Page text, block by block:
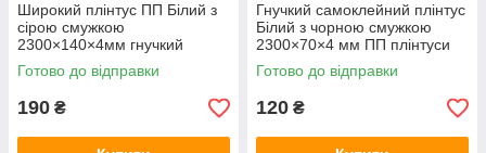
Широкий плінтус ПП Білий з
сірою смужкою
2300×140×4мм гнучкий
самоклейний плінтус для стін
підлоги SW-00001809
Готово до відправки
190 ₴
Гнучкий самоклейний плінтус
Білий з чорною смужкою
2300×70×4 мм ПП плінтуси
для стін стелі підлоги SW-
00001830
Готово до відправки
120 ₴